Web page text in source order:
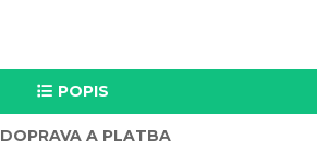
POPIS
DOPRAVA A PLATBA